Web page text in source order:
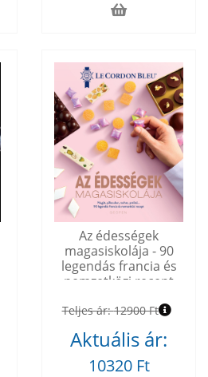
Az édességek
magasiskolája - 90
legendás francia és
nemzetközi recept
Teljes ár:12900 Ft
Aktuális ár:
10320 Ft